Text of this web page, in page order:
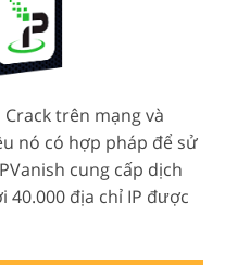
trên mạng và
nó có hợp pháp để sử
cung cấp dịch
40.000 địa chỉ IP được